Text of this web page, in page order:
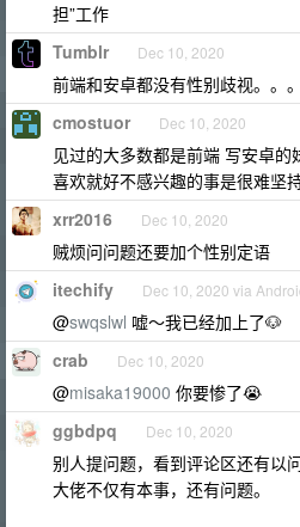
担”工作
Tumblr Dec 10, 2020
前端和安卓都没有性别歧视。。
cmostuor Dec 10, 2020
见过的大多数都是前端 写安卓
喜欢就好不感兴趣的事是很难坚
xrr2016 Dec 10, 2020
贼烦问问题还要加个性别定语
itechify Dec 10, 2020 via
@swqslwl 嘘～我已经加上了🐶
crab Dec 10, 2020
@misaka19000 你要惨了😭
ggbdpq Dec 10, 2020
别人提问题，看到评论区还有以
大佬不仅有本事，还有问题。